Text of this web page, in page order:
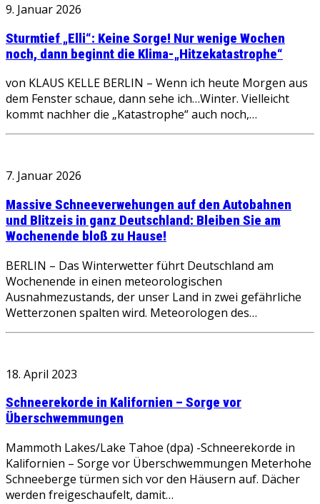
9. Januar 2026
Sturmtief „Elli“: Keine Sorge! Nur wenige Wochen
noch, dann beginnt die Klima-„Hitzekatastrophe“
von KLAUS KELLE BERLIN – Wenn ich heute Morgen aus
dem Fenster schaue, dann sehe ich…Winter. Vielleicht
kommt nachher die „Katastrophe“ auch noch,…
7. Januar 2026
Massive Schneeverwehungen auf den Autobahnen
und Blitzeis in ganz Deutschland: Bleiben Sie am
Wochenende bloß zu Hause!
BERLIN – Das Winterwetter führt Deutschland am
Wochenende in einen meteorologischen
Ausnahmezustands, der unser Land in zwei gefährliche
Wetterzonen spalten wird. Meteorologen des…
18. April 2023
Schneerekorde in Kalifornien – Sorge vor
Überschwemmungen
Mammoth Lakes/Lake Tahoe (dpa) -Schneerekorde in
Kalifornien – Sorge vor Überschwemmungen Meterhohe
Schneeberge türmen sich vor den Häusern auf. Dächer
werden freigeschaufelt, damit…